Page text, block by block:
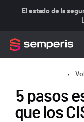
El estado de la
5 pasos
que los